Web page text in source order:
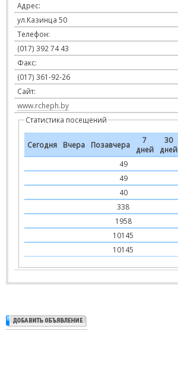
Адрес:
ул.Казинца 50
Телефон:
(017) 392 74 43
Факс:
(017) 361-92-26
Сайт:
www.rcheph.by
Статистика посещений
Сегодня Вчера Позавчера
7
дней
30
дней
49
49
40
338
1958
10145
10145